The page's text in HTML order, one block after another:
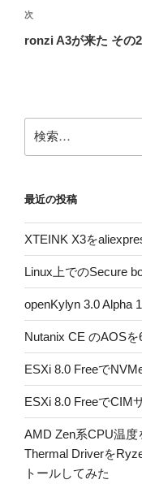
ビ
ゲ
ン
稿
次
の
次
ronzi A3が来た その
索:
最近の投稿
XTEINK X3を
Linux上でのSecure
openKylyn 3.0 Alpha
Nutanix CE のAOS
ESXi 8.0 Freeで
ESXi 8.0 FreeでCIM
AMD Zen系CPU温度
Thermal Driverを
トールしてみた